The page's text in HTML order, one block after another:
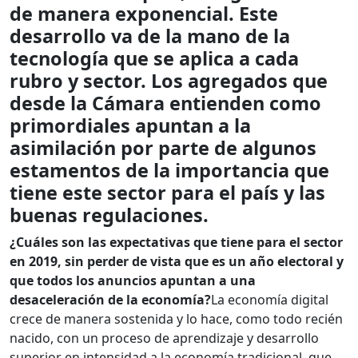
de manera exponencial. Este
desarrollo va de la mano de la
tecnología que se aplica a cada
rubro y sector. Los agregados que
desde la Cámara entienden como
primordiales apuntan a la
asimilación por parte de algunos
estamentos de la importancia que
tiene este sector para el país y las
buenas regulaciones.
¿Cuáles son las expectativas que tiene para el sector
en 2019, sin perder de vista que es un año electoral y
que todos los anuncios apuntan a una
desaceleración de la economía?La economía digital
crece de manera sostenida y lo hace, como todo recién
nacido, con un proceso de aprendizaje y desarrollo